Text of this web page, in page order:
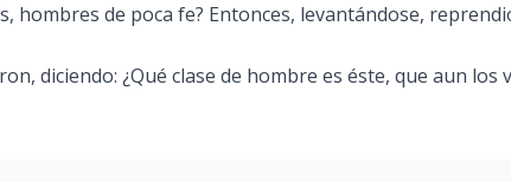
hombres de poca fe? Entonces, levantándose,
diciendo: ¿Qué clase de hombre es éste, que aun los